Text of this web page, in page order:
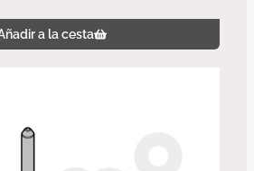
a la cesta